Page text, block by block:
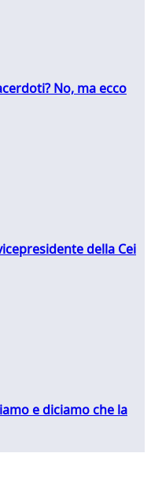
No, ma ecco
della Cei
e diciamo che la